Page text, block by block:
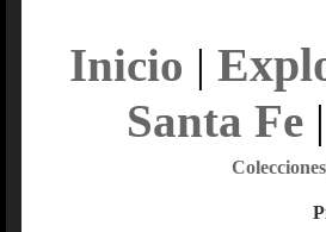
Inicio |
Santa Fe|
Colecciones